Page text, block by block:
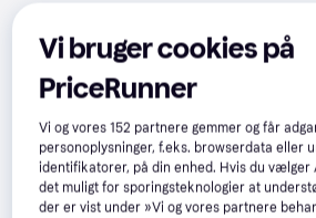
Vi bruger cookies på
PriceRunner
Vi og vores152 partnere gemmer og får
personoplysninger, f.eks. browserdata eller
identifikatorer, på din enhed. Hvis du vælger
det muligt for sporingsteknologier at
der er vist under »Vi og vores partnere